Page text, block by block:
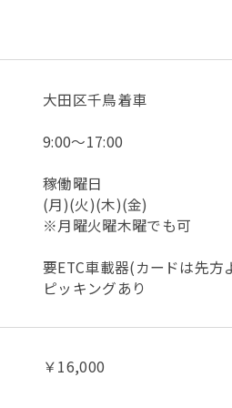
大田区千鳥着車
9:00～17:00
稼働曜日
(月)(火)(木)(金)
※月曜火曜木曜でも可
要ETC車載器(カードは先方
ピッキングあり
￥16,000